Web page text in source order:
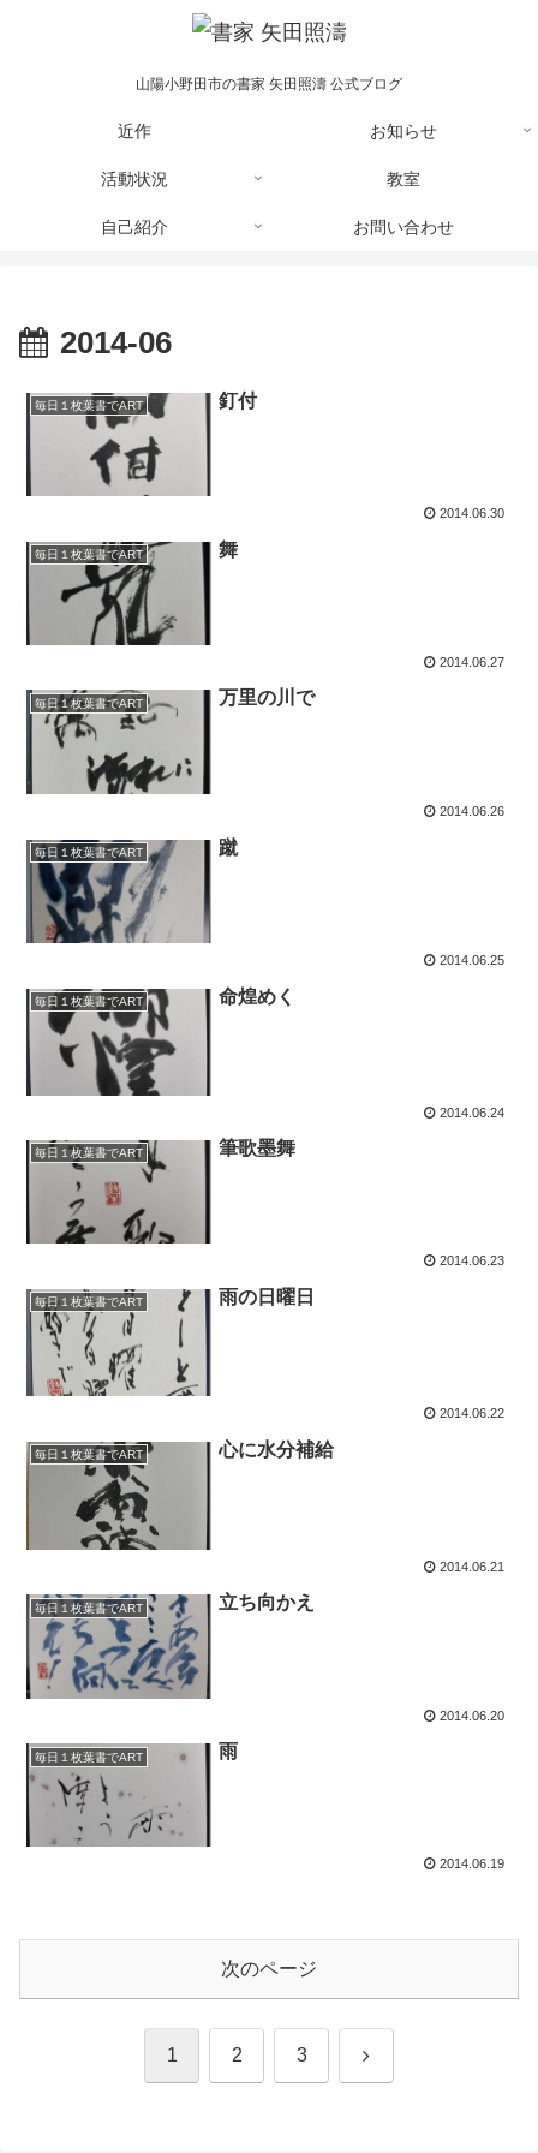
山陽小野田市の書家 矢田照濤 公式ブログ
近作 お知らせ
活動状況 教室
自己紹介 お問い合わせ
2014-06
毎日１枚葉書でART 釘付
2014.06.30
毎日１枚葉書でART 舞
2014.06.27
毎日１枚葉書でART 万里の川で
2014.06.26
毎日１枚葉書でART 蹴
2014.06.25
毎日１枚葉書でART 命煌めく
2014.06.24
毎日１枚葉書でART 筆歌墨舞
2014.06.23
毎日１枚葉書でART 雨の日曜日
2014.06.22
毎日１枚葉書でART 心に水分補給
2014.06.21
毎日１枚葉書でART 立ち向かえ
2014.06.20
毎日１枚葉書でART 雨
2014.06.19
次のページ
1 2 3 次